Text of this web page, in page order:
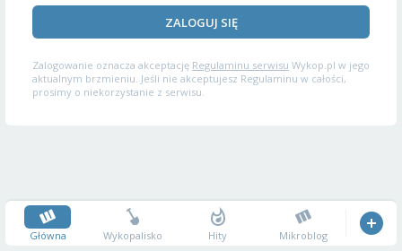
ZALOGUJ SIĘ
Zalogowanie oznacza akceptację Regulaminu serwisu Wykop.pl w jego
aktualnym brzmieniu. Jeśli nie akceptujesz Regulaminu w całości,
prosimy o niekorzystanie z serwisu.
Główna Wykopalisko Hity Mikroblog